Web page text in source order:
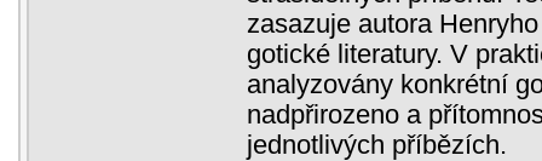
zasazuje autora
gotické literatury. V
analyzovány konkrétní
nadpřirozeno a
jednotlivých příbězích.